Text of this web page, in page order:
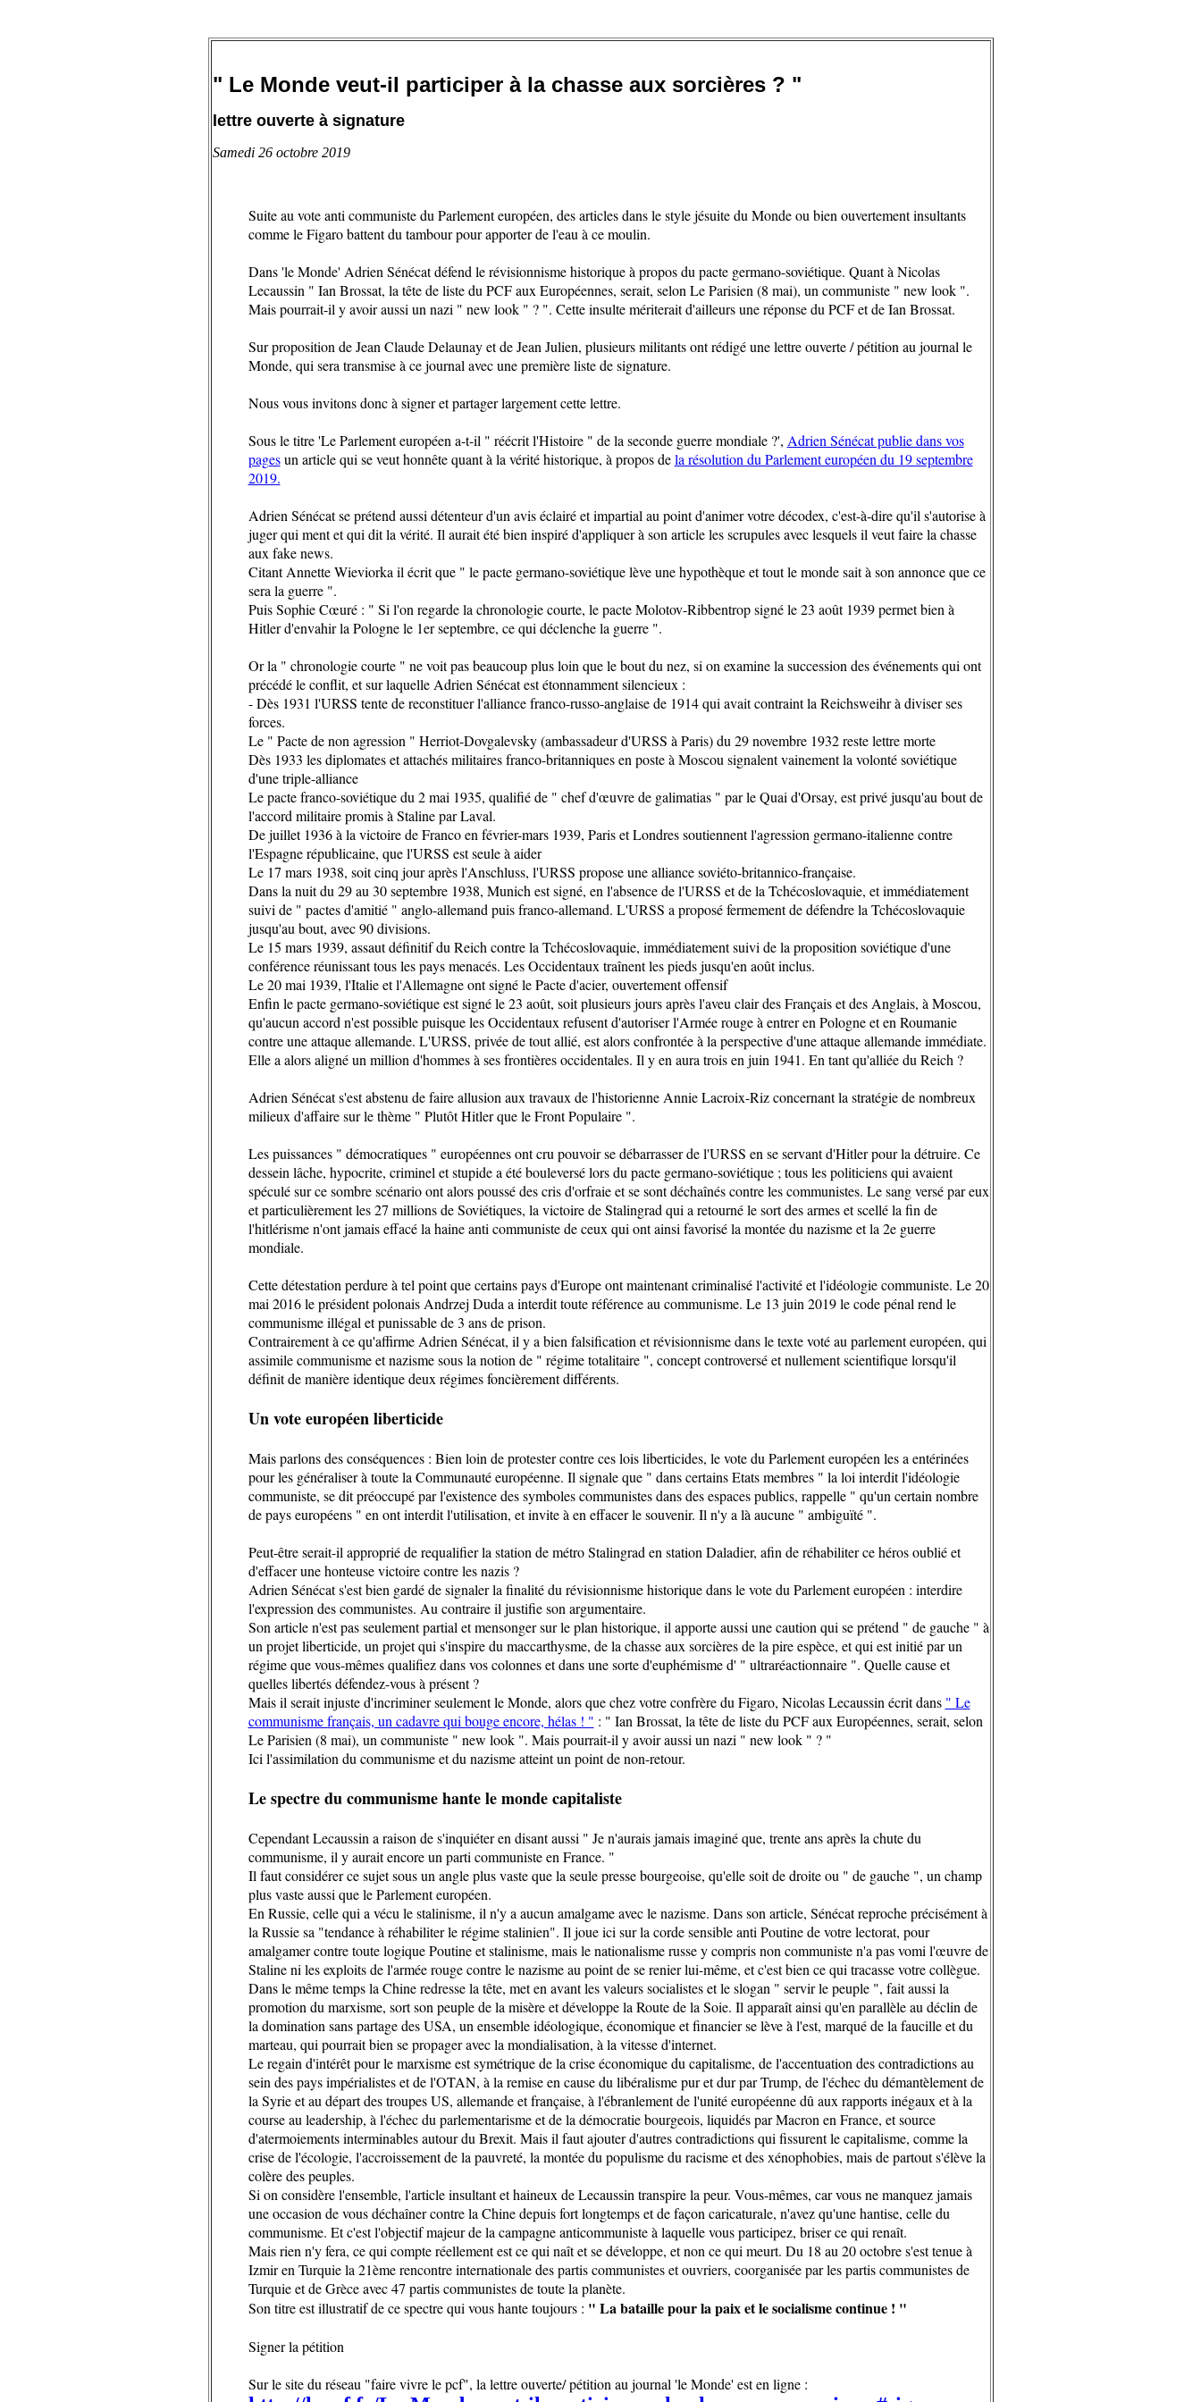
" Le Monde veut-il participer à la chasse aux sorcières ? "
lettre ouverte à signature
Samedi 26 octobre 2019
Suite au vote anti communiste du Parlement européen, des articles dans le style jésuite du Monde ou bien ouvertement insultants
comme le Figaro battent du tambour pour apporter de l'eau à ce moulin.
Dans 'le Monde' Adrien Sénécat défend le révisionnisme historique à propos du pacte germano-soviétique. Quant à Nicolas
Lecaussin " Ian Brossat, la tête de liste du PCF aux Européennes, serait, selon Le Parisien (8 mai), un communiste " new look ".
Mais pourrait-il y avoir aussi un nazi " new look " ? ". Cette insulte mériterait d'ailleurs une réponse du PCF et de Ian Brossat.
Sur proposition de Jean Claude Delaunay et de Jean Julien, plusieurs militants ont rédigé une lettre ouverte / pétition au journal le
Monde, qui sera transmise à ce journal avec une première liste de signature.
Nous vous invitons donc à signer et partager largement cette lettre.
Sous le titre 'Le Parlement européen a-t-il " réécrit l'Histoire " de la seconde guerre mondiale ?', Adrien Sénécat publie dans vos
pagesun article qui se veut honnête quant à la vérité historique, à propos dela résolution du Parlement européen du 19 septembre
2019.
Adrien Sénécat se prétend aussi détenteur d'un avis éclairé et impartial au point d'animer votre décodex, c'est-à-dire qu'il s'autorise à
juger qui ment et qui dit la vérité. Il aurait été bien inspiré d'appliquer à son article les scrupules avec lesquels il veut faire la chasse
aux fake news.
Citant Annette Wieviorka il écrit que " le pacte germano-soviétique lève une hypothèque et tout le monde sait à son annonce que ce
sera la guerre ".
Puis Sophie Cœuré : " Si l'on regarde la chronologie courte, le pacte Molotov-Ribbentrop signé le 23 août 1939 permet bien à
Hitler d'envahir la Pologne le 1er septembre, ce qui déclenche la guerre ".
Or la " chronologie courte " ne voit pas beaucoup plus loin que le bout du nez, si on examine la succession des événements qui ont
précédé le conflit, et sur laquelle Adrien Sénécat est étonnamment silencieux :
- Dès 1931 l'URSS tente de reconstituer l'alliance franco-russo-anglaise de 1914 qui avait contraint la Reichsweihr à diviser ses
forces.
Le " Pacte de non agression " Herriot-Dovgalevsky (ambassadeur d'URSS à Paris) du 29 novembre 1932 reste lettre morte
Dès 1933 les diplomates et attachés militaires franco-britanniques en poste à Moscou signalent vainement la volonté soviétique
d'une triple-alliance
Le pacte franco-soviétique du 2 mai 1935, qualifié de " chef d'œuvre de galimatias " par le Quai d'Orsay, est privé jusqu'au bout de
l'accord militaire promis à Staline par Laval.
De juillet 1936 à la victoire de Franco en février-mars 1939, Paris et Londres soutiennent l'agression germano-italienne contre
l'Espagne républicaine, que l'URSS est seule à aider
Le 17 mars 1938, soit cinq jour après l'Anschluss, l'URSS propose une alliance soviéto-britannico-française.
Dans la nuit du 29 au 30 septembre 1938, Munich est signé, en l'absence de l'URSS et de la Tchécoslovaquie, et immédiatement
suivi de " pactes d'amitié " anglo-allemand puis franco-allemand. L'URSS a proposé fermement de défendre la Tchécoslovaquie
jusqu'au bout, avec 90 divisions.
Le 15 mars 1939, assaut définitif du Reich contre la Tchécoslovaquie, immédiatement suivi de la proposition soviétique d'une
conférence réunissant tous les pays menacés. Les Occidentaux traînent les pieds jusqu'en août inclus.
Le 20 mai 1939, l'Italie et l'Allemagne ont signé le Pacte d'acier, ouvertement offensif
Enfin le pacte germano-soviétique est signé le 23 août, soit plusieurs jours après l'aveu clair des Français et des Anglais, à Moscou,
qu'aucun accord n'est possible puisque les Occidentaux refusent d'autoriser l'Armée rouge à entrer en Pologne et en Roumanie
contre une attaque allemande. L'URSS, privée de tout allié, est alors confrontée à la perspective d'une attaque allemande immédiate.
Elle a alors aligné un million d'hommes à ses frontières occidentales. Il y en aura trois en juin 1941. En tant qu'alliée du Reich ?
Adrien Sénécat s'est abstenu de faire allusion aux travaux de l'historienne Annie Lacroix-Riz concernant la stratégie de nombreux
milieux d'affaire sur le thème " Plutôt Hitler que le Front Populaire ".
Les puissances " démocratiques " européennes ont cru pouvoir se débarrasser de l'URSS en se servant d'Hitler pour la détruire. Ce
dessein lâche, hypocrite, criminel et stupide a été bouleversé lors du pacte germano-soviétique ; tous les politiciens qui avaient
spéculé sur ce sombre scénario ont alors poussé des cris d'orfraie et se sont déchaînés contre les communistes. Le sang versé par eux
et particulièrement les 27 millions de Soviétiques, la victoire de Stalingrad qui a retourné le sort des armes et scellé la fin de
l'hitlérisme n'ont jamais effacé la haine anti communiste de ceux qui ont ainsi favorisé la montée du nazisme et la 2e guerre
mondiale.
Cette détestation perdure à tel point que certains pays d'Europe ont maintenant criminalisé l'activité et l'idéologie communiste. Le 20
mai 2016 le président polonais Andrzej Duda a interdit toute référence au communisme. Le 13 juin 2019 le code pénal rend le
communisme illégal et punissable de 3 ans de prison.
Contrairement à ce qu'affirme Adrien Sénécat, il y a bien falsification et révisionnisme dans le texte voté au parlement européen, qui
assimile communisme et nazisme sous la notion de " régime totalitaire ", concept controversé et nullement scientifique lorsqu'il
définit de manière identique deux régimes foncièrement différents.
Un vote européen liberticide
Mais parlons des conséquences : Bien loin de protester contre ces lois liberticides, le vote du Parlement européen les a entérinées
pour les généraliser à toute la Communauté européenne. Il signale que " dans certains Etats membres " la loi interdit l'idéologie
communiste, se dit préoccupé par l'existence des symboles communistes dans des espaces publics, rappelle " qu'un certain nombre
de pays européens " en ont interdit l'utilisation, et invite à en effacer le souvenir. Il n'y a là aucune " ambiguïté ".
Peut-être serait-il approprié de requalifier la station de métro Stalingrad en station Daladier, afin de réhabiliter ce héros oublié et
d'effacer une honteuse victoire contre les nazis ?
Adrien Sénécat s'est bien gardé de signaler la finalité du révisionnisme historique dans le vote du Parlement européen : interdire
l'expression des communistes. Au contraire il justifie son argumentaire.
Son article n'est pas seulement partial et mensonger sur le plan historique, il apporte aussi une caution qui se prétend " de gauche " à
un projet liberticide, un projet qui s'inspire du maccarthysme, de la chasse aux sorcières de la pire espèce, et qui est initié par un
régime que vous-mêmes qualifiez dans vos colonnes et dans une sorte d'euphémisme d' " ultraréactionnaire ". Quelle cause et
quelles libertés défendez-vous à présent ?
Mais il serait injuste d'incriminer seulement le Monde, alors que chez votre confrère du Figaro, Nicolas Lecaussin écrit dans " Le
communisme français, un cadavre qui bouge encore, hélas ! " : " Ian Brossat, la tête de liste du PCF aux Européennes, serait, selon
Le Parisien (8 mai), un communiste " new look ". Mais pourrait-il y avoir aussi un nazi " new look " ? "
Ici l'assimilation du communisme et du nazisme atteint un point de non-retour.
Le spectre du communisme hante le monde capitaliste
Cependant Lecaussin a raison de s'inquiéter en disant aussi " Je n'aurais jamais imaginé que, trente ans après la chute du
communisme, il y aurait encore un parti communiste en France. "
Il faut considérer ce sujet sous un angle plus vaste que la seule presse bourgeoise, qu'elle soit de droite ou " de gauche ", un champ
plus vaste aussi que le Parlement européen.
En Russie, celle qui a vécu le stalinisme, il n'y a aucun amalgame avec le nazisme. Dans son article, Sénécat reproche précisément à
la Russie sa "tendance à réhabiliter le régime stalinien". Il joue ici sur la corde sensible anti Poutine de votre lectorat, pour
amalgamer contre toute logique Poutine et stalinisme, mais le nationalisme russe y compris non communiste n'a pas vomi l'œuvre de
Staline ni les exploits de l'armée rouge contre le nazisme au point de se renier lui-même, et c'est bien ce qui tracasse votre collègue.
Dans le même temps la Chine redresse la tête, met en avant les valeurs socialistes et le slogan " servir le peuple ", fait aussi la
promotion du marxisme, sort son peuple de la misère et développe la Route de la Soie. Il apparaît ainsi qu'en parallèle au déclin de
la domination sans partage des USA, un ensemble idéologique, économique et financier se lève à l'est, marqué de la faucille et du
marteau, qui pourrait bien se propager avec la mondialisation, à la vitesse d'internet.
Le regain d'intérêt pour le marxisme est symétrique de la crise économique du capitalisme, de l'accentuation des contradictions au
sein des pays impérialistes et de l'OTAN, à la remise en cause du libéralisme pur et dur par Trump, de l'échec du démantèlement de
la Syrie et au départ des troupes US, allemande et française, à l'ébranlement de l'unité européenne dû aux rapports inégaux et à la
course au leadership, à l'échec du parlementarisme et de la démocratie bourgeois, liquidés par Macron en France, et source
d'atermoiements interminables autour du Brexit. Mais il faut ajouter d'autres contradictions qui fissurent le capitalisme, comme la
crise de l'écologie, l'accroissement de la pauvreté, la montée du populisme du racisme et des xénophobies, mais de partout s'élève la
colère des peuples.
Si on considère l'ensemble, l'article insultant et haineux de Lecaussin transpire la peur. Vous-mêmes, car vous ne manquez jamais
une occasion de vous déchaîner contre la Chine depuis fort longtemps et de façon caricaturale, n'avez qu'une hantise, celle du
communisme. Et c'est l'objectif majeur de la campagne anticommuniste à laquelle vous participez, briser ce qui renaît.
Mais rien n'y fera, ce qui compte réellement est ce qui naît et se développe, et non ce qui meurt. Du 18 au 20 octobre s'est tenue à
Izmir en Turquie la 21ème rencontre internationale des partis communistes et ouvriers, coorganisée par les partis communistes de
Turquie et de Grèce avec 47 partis communistes de toute la planète.
Son titre est illustratif de ce spectre qui vous hante toujours : " La bataille pour la paix et le socialisme continue ! "
Signer la pétition
Sur le site du réseau "faire vivre le pcf", la lettre ouverte/ pétition au journal 'le Monde' est en ligne :